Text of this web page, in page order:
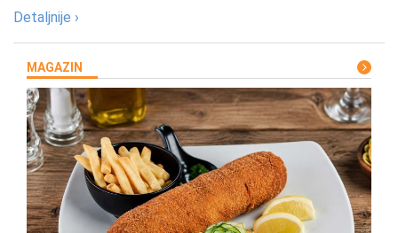
Detaljnije ›
MAGAZIN